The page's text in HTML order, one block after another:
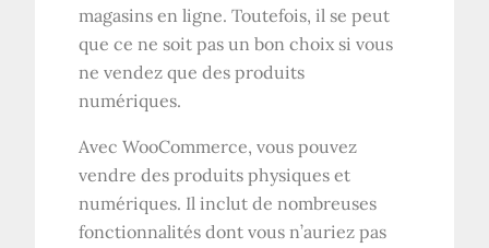
magasins en ligne. Toutefois, il se peut
que ce ne soit pas un bon choix si vous
ne vendez que des produits
numériques.
Avec WooCommerce, vous pouvez
vendre des produits physiques et
numériques. Il inclut de nombreuses
fonctionnalités dont vous n’auriez pas